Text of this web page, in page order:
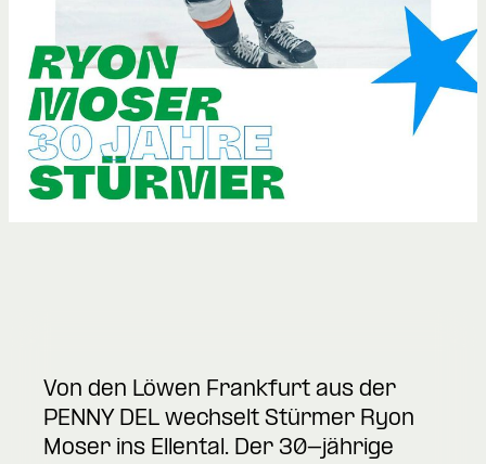
Von den Löwen Frankfurt aus der
PENNY DEL wechselt Stürmer Ryon
Moser ins Ellental. Der 30-jährige